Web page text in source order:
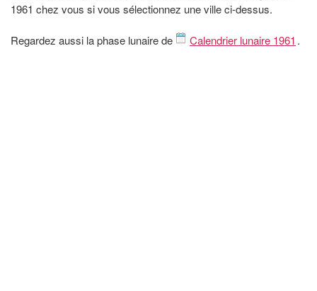
1961 chez vous si vous sélectionnez une ville ci-dessus.
Regardez aussi la phase lunaire de Calendrier lunaire 1961 .